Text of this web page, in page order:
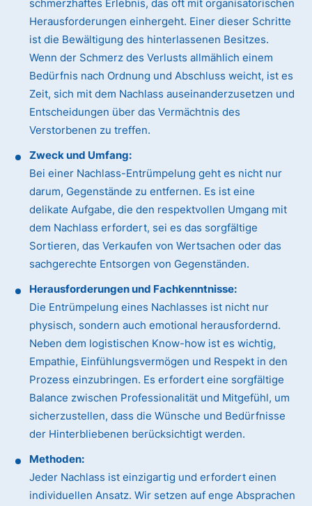
schmerzhaftes Erlebnis, das oft mit organisatorischen
Herausforderungen einhergeht. Einer dieser Schritte
ist die Bewältigung des hinterlassenen Besitzes.
Wenn der Schmerz des Verlusts allmählich einem
Bedürfnis nach Ordnung und Abschluss weicht, ist es
Zeit, sich mit dem Nachlass auseinanderzusetzen und
Entscheidungen über das Vermächtnis des
Verstorbenen zu treffen.
Zweck und Umfang:
Bei einer Nachlass-Entrümpelung geht es nicht nur
darum, Gegenstände zu entfernen. Es ist eine
delikate Aufgabe, die den respektvollen Umgang mit
dem Nachlass erfordert, sei es das sorgfältige
Sortieren, das Verkaufen von Wertsachen oder das
sachgerechte Entsorgen von Gegenständen.
Herausforderungen und Fachkenntnisse:
Die Entrümpelung eines Nachlasses ist nicht nur
physisch, sondern auch emotional herausfordernd.
Neben dem logistischen Know-how ist es wichtig,
Empathie, Einfühlungsvermögen und Respekt in den
Prozess einzubringen. Es erfordert eine sorgfältige
Balance zwischen Professionalität und Mitgefühl, um
sicherzustellen, dass die Wünsche und Bedürfnisse
der Hinterbliebenen berücksichtigt werden.
Methoden:
Jeder Nachlass ist einzigartig und erfordert einen
individuellen Ansatz. Wir setzen auf enge Absprachen